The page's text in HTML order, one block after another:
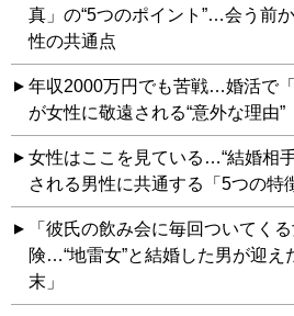
真」の“5つのポイント”…会う前
性の共通点
年収2000万円でも苦戦…婚活で「
が女性に敬遠される“意外な理由”
女性はここを見ている…“結婚相
される男性に共通する「5つの特
「彼氏の飲み会に毎回ついてく
険…“地雷女”と結婚した男が迎え
末」